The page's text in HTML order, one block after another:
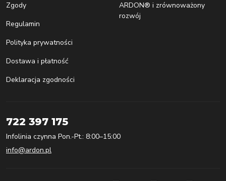
Zgody
Regulamin
Polityka prywatności
Dostawa i płatność
Deklaracja zgodności
ARDON® i zrównoważony
rozwój
722 397 175
Infolinia czynna Pon.-Pt.: 8:00–15:00
info@ardon.pl